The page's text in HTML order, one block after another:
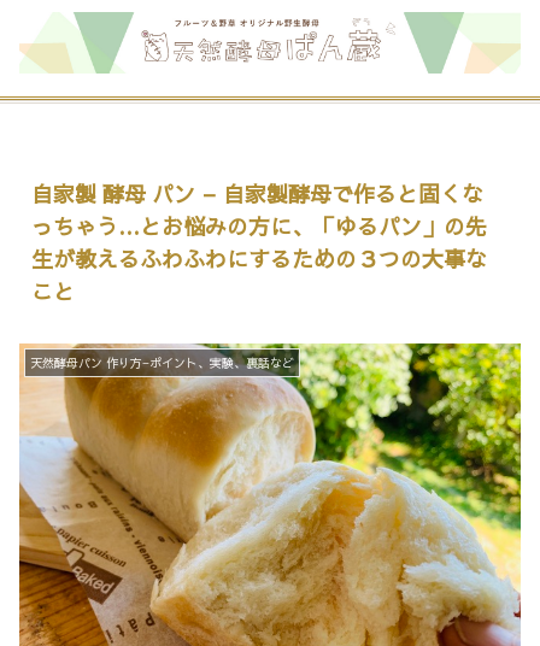
自家製 酵母 パン – 自家製酵母で作ると固くな
っちゃう…とお悩みの方に、「ゆるパン」の先
生が教えるふわふわにするための３つの大事な
こと
天然酵母パン 作り方−ポイント、実験、裏話など